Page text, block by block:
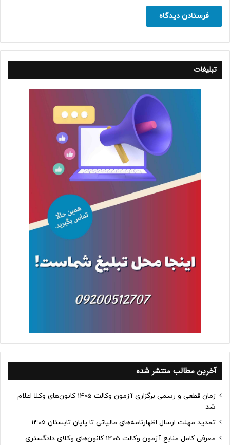
تبلیغات
آخرین مطالب منتشر شده
زمان قطعی و رسمی برگزاری آزمون وکالت 1405 کانون‌های وکلا اعلام
شد
تمدید مهلت ارسال اظهارنامه‌های مالیاتی تا پایان تابستان 1405
معرفی کامل منابع آزمون وکالت 1405 کانون‌های وکلای دادگستری